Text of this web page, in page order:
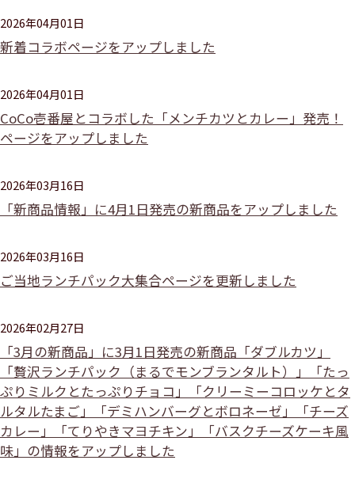
2026年04月01日
新着コラボページをアップしました
2026年04月01日
CoCo壱番屋とコラボした「メンチカツとカレー」発売！
ページをアップしました
2026年03月16日
「新商品情報」に4月1日発売の新商品をアップしました
2026年03月16日
ご当地ランチパック大集合ページを更新しました
2026年02月27日
「3月の新商品」に3月1日発売の新商品「ダブルカツ」
「贅沢ランチパック（まるでモンブランタルト）」「たっ
ぷりミルクとたっぷりチョコ」「クリーミーコロッケとタ
ルタルたまご」「デミハンバーグとボロネーゼ」「チーズ
カレー」「てりやきマヨチキン」「バスクチーズケーキ風
味」の情報をアップしました